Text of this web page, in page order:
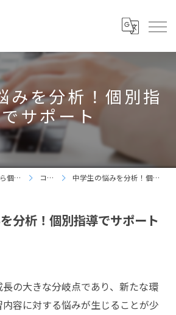
みを分析！個別指
サポート
福岡県春日市の塾なら個別指導 夢咲志塾 コラム 中学生の悩みを分析！個別指導でサポート
分析！個別指導でサポート
の大きな分岐点であり、新たな環
容に対する悩みが生じることが少